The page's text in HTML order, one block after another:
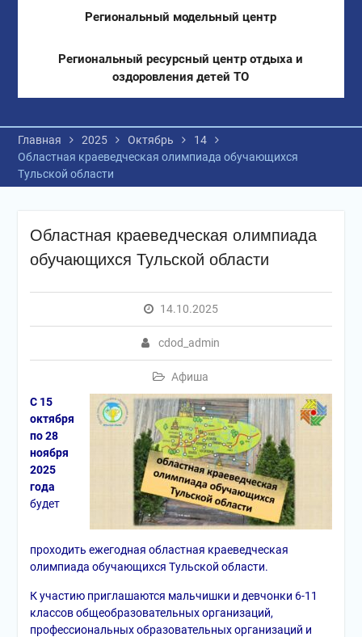
Региональный модельный центр
Региональный ресурсный центр отдыха и
оздоровления детей ТО
Главная 2025 Октябрь
14
Областная краеведческая олимпиада обучающихся
Тульской области
Областная краеведческая олимпиада
обучающихся Тульской области
14.10.2025
cdod_admin
Афиша
С 15
октября
по 28
ноября
2025
года
будет
проходить ежегодная областная краеведческая
олимпиада обучающихся Тульской области.
К участию приглашаются мальчишки и девчонки 6-11
классов общеобразовательных организаций,
профессиональных образовательных организаций и